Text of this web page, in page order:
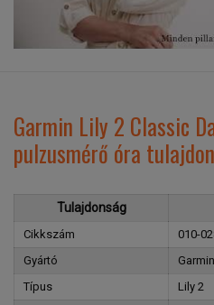
Garmin Lily 2 Classic
pulzusmérő óra
Tulajdonság
Cikkszám
010-
Gyártó
Garmin
Típus
Lily 2